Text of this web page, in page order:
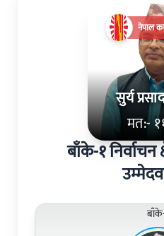
सुर्य
मत:-
नेपाल
(एमाले)
बाँके-१ निर्वाचन